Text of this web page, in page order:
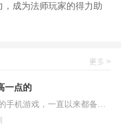
成为法师玩家的得力助
一点的